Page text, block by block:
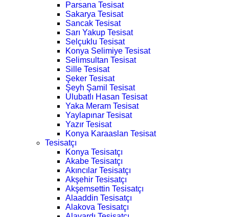
Parsana Tesisat
Sakarya Tesisat
Sancak Tesisat
Sarı Yakup Tesisat
Selçuklu Tesisat
Konya Selimiye Tesisat
Selimsultan Tesisat
Sille Tesisat
Şeker Tesisat
Şeyh Şamil Tesisat
Ulubatlı Hasan Tesisat
Yaka Meram Tesisat
Yaylapınar Tesisat
Yazır Tesisat
Konya Karaaslan Tesisat
Tesisatçı
Konya Tesisatçı
Akabe Tesisatçı
Akıncılar Tesisatçı
Akşehir Tesisatçı
Akşemsettin Tesisatçı
Alaaddin Tesisatçı
Alakova Tesisatçı